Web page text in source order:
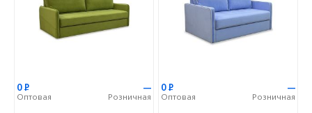
0Р
Оптовая
—
Розничная
0Р
Оптовая
—
Розничная